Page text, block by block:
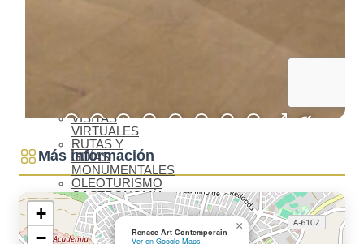
LAGUNA
VISITAS
VIRTUALES
RUTAS Y
GUÍAS
MONUMENTALES
OLEOTURISMO
GASTRONOMÍA
BAEZANA
FIESTAS Y
SEMANA
Más información
Renace Art Contemporain
Ver en Google Maps
×
+
−